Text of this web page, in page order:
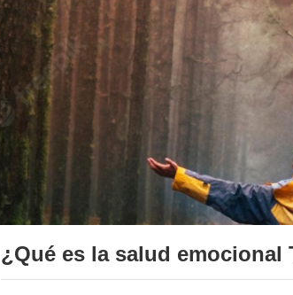
¿Qué es la salud emocional